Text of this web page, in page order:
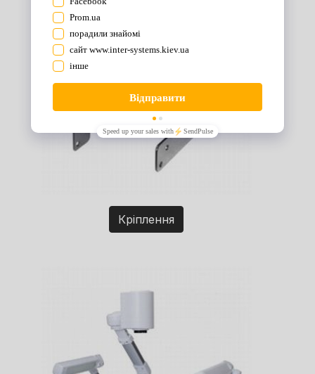
Кріплення